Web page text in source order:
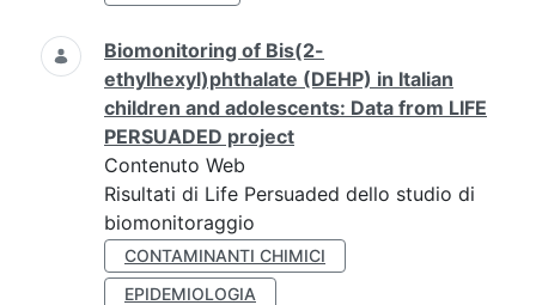
Biomonitoring of Bis(2-
ethylhexyl)phthalate (DEHP) in Italian
children and adolescents: Data from LIFE
PERSUADED project
Contenuto Web
Risultati di Life Persuaded dello studio di
biomonitoraggio
CONTAMINANTI CHIMICI
EPIDEMIOLOGIA